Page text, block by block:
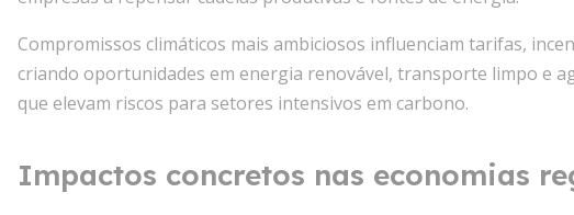
Compromissos climáticos mais ambiciosos influenciam tarifas,
criando oportunidades em energia renovável, transporte limpo e
que elevam riscos para setores intensivos em carbono.
Impactos concretos nas economias